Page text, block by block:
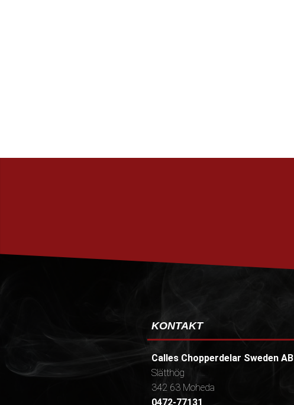
KONTAKT
Calles Chopperdelar Sweden AB
Slätthög
342 63 Moheda
0472-77131